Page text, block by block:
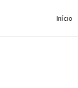
Início